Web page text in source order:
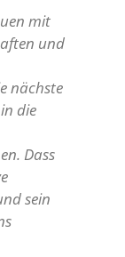
mit
und
nächste
die
Dass
sein